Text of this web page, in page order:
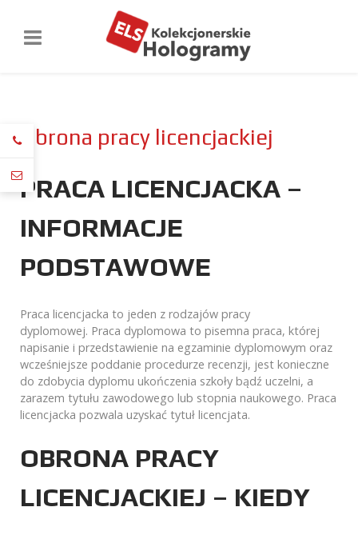
Obrona pracy licencjackiej
PRACA LICENCJACKA –
INFORMACJE
PODSTAWOWE
Praca licencjacka to jeden z rodzajów pracy
dyplomowej. Praca dyplomowa to pisemna praca, której
napisanie i przedstawienie na egzaminie dyplomowym oraz
wcześniejsze poddanie procedurze recenzji, jest konieczne
do zdobycia dyplomu ukończenia szkoły bądź uczelni, a
zarazem tytułu zawodowego lub stopnia naukowego. Praca
licencjacka pozwala uzyskać tytuł licencjata.
OBRONA PRACY
LICENCJACKIEJ – KIEDY